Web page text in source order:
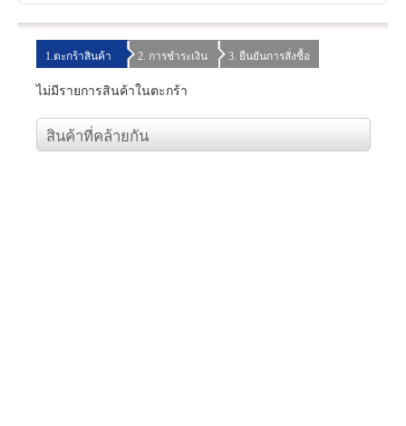
สินค้า
ราคาสินค้า
แจ้งชำระเงิน
1.ตะกร้าสินค้า 2. การชำระเงิน 3. ยืนยันการสั่งซื้อ
ไม่มีรายการสินค้าในตะกร้า
สินค้าที่คล้ายกัน